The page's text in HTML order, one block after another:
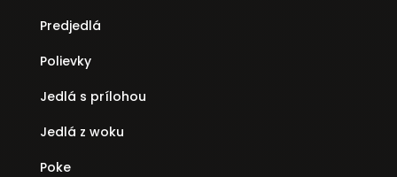
Predjedlá
Polievky
Jedlá s prílohou
Jedlá z woku
Poke